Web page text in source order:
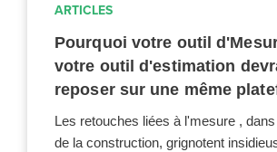
ARTICLES
Pourquoi votre outil
votre outil d'estimation
reposer sur une même
Les retouches liées à l'mesure ,
de la construction, grignotent